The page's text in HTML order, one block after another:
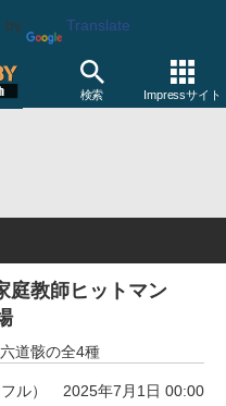
by Translate
検索 Impressサイト
庭教師ヒットマン
道骸の全4種
ル） 2025年7月1日 00:00